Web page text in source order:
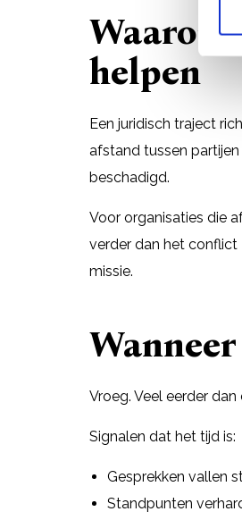
Waarom
helpen
Een juridisch traject
afstand tussen
beschadigd.
Voor organisaties die
verder dan het conflict
missie.
Vroeg. Veel eerder
Signalen dat het tijd is:
Gesprekken vallen
Standpunten